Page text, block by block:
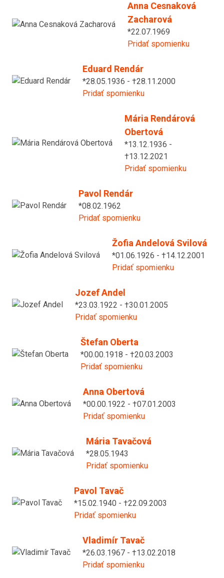
Anna Cesnaková
Zacharová
*22.07.1969
Pridať spomienku
Eduard Rendár
*28.05.1936 - †28.11.2000
Pridať spomienku
Mária Rendárová
Obertová
*13.12.1936 -
†13.12.2021
Pridať spomienku
Pavol Rendár
*08.02.1962
Pridať spomienku
Žofia Andelová Svilová
*01.06.1926 - †14.12.2001
Pridať spomienku
Jozef Andel
*23.03.1922 - †30.01.2005
Pridať spomienku
Štefan Oberta
*00.00.1918 - †20.03.2003
Pridať spomienku
Anna Obertová
*00.00.1922 - †07.01.2003
Pridať spomienku
Mária Tavačová
*28.05.1943
Pridať spomienku
Pavol Tavač
*15.02.1940 - †22.09.2003
Pridať spomienku
Vladimír Tavač
*26.03.1967 - †13.02.2018
Pridať spomienku